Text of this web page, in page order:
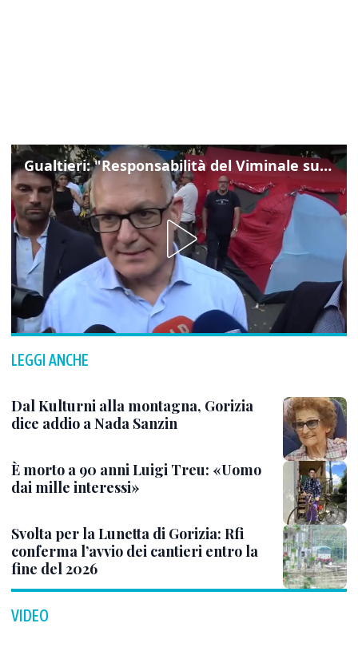
Gualtieri: "Responsabilità del Viminale su Spin Time? La posizione dei partiti è nota"
LEGGI ANCHE
Dal Kulturni alla montagna, Gorizia
dice addio a Nada Sanzin
È morto a 90 anni Luigi Treu: «Uomo
dai mille interessi»
Svolta per la Lunetta di Gorizia: Rfi
conferma l’avvio dei cantieri entro la
fine del 2026
VIDEO